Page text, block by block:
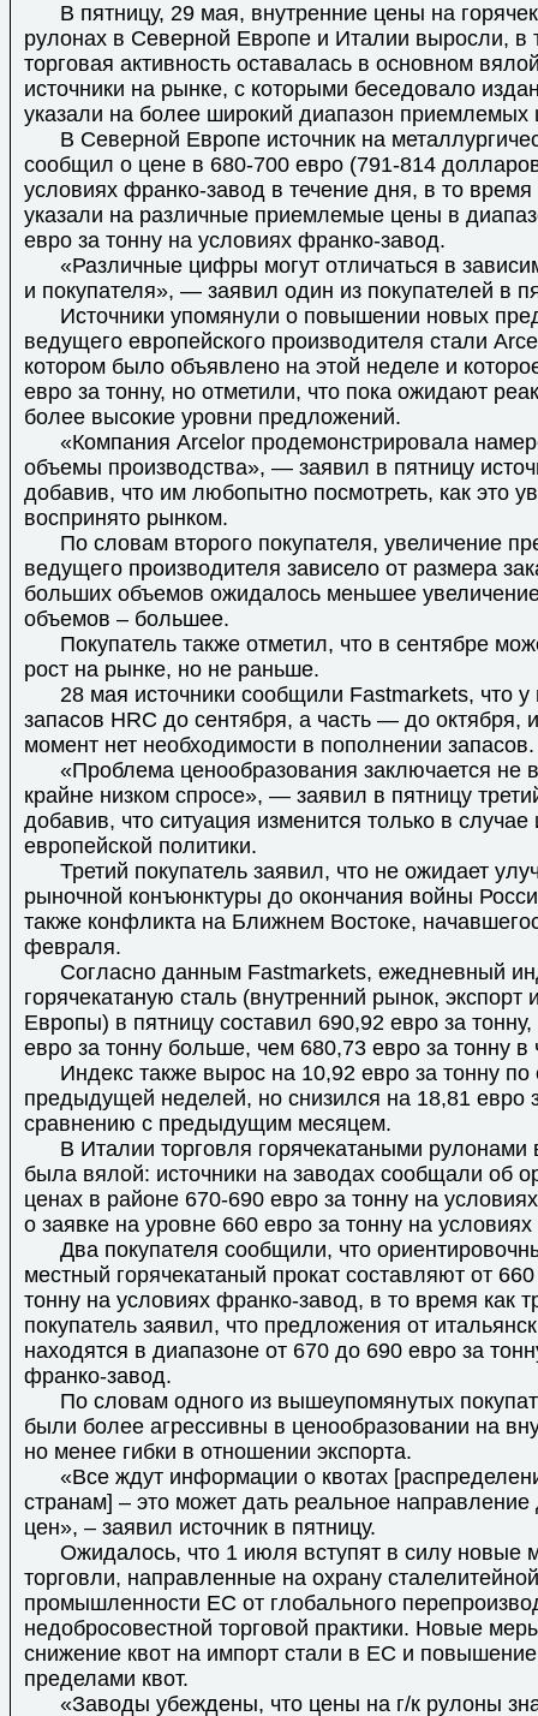
В пятницу, 29 мая, внутренние цены на
рулонах в Северной Европе и Италии выросли, в
торговая активность оставалась в основном
источники на рынке, с которыми беседовало
указали на более широкий диапазон приемлемых
В Северной Европе источник на
сообщил о цене в 680-700 евро (791-814
условиях франко-завод в течение дня, в то время
указали на различные приемлемые цены в
евро за тонну на условиях франко-завод.
«Различные цифры могут отличаться в
и покупателя», — заявил один из покупателей в
Источники упомянули о повышении новых
ведущего европейского производителя стали
котором было объявлено на этой неделе и
евро за тонну, но отметили, что пока ожидают
более высокие уровни предложений.
«Компания Arcelor продемонстрировала
объемы производства», — заявил в пятницу
добавив, что им любопытно посмотреть, как это
воспринято рынком.
По словам второго покупателя, увеличение
ведущего производителя зависело от размера
больших объемов ожидалось меньшее
объемов – большее.
Покупатель также отметил, что в сентябре
рост на рынке, но не раньше.
28 мая источники сообщили Fastmarkets, что у
запасов HRC до сентября, а часть — до октября,
момент нет необходимости в пополнении запасов.
«Проблема ценообразования заключается не
крайне низком спросе», — заявил в пятницу
добавив, что ситуация изменится только в случае
европейской политики.
Третий покупатель заявил, что не ожидает
рыночной конъюнктуры до окончания войны
также конфликта на Ближнем Востоке,
февраля.
Согласно данным Fastmarkets, ежедневный
горячекатаную сталь (внутренний рынок, экспорт
Европы) в пятницу составил 690,92 евро за
евро за тонну больше, чем 680,73 евро за тонну в
Индекс также вырос на 10,92 евро за тонну по
предыдущей неделей, но снизился на 18,81 евро
сравнению с предыдущим месяцем.
В Италии торговля горячекатаными рулонами
была вялой: источники на заводах сообщали об
ценах в районе 670-690 евро за тонну на
о заявке на уровне 660 евро за тонну на
Два покупателя сообщили, что
местный горячекатаный прокат составляют от
тонну на условиях франко-завод, в то время как
покупатель заявил, что предложения от
находятся в диапазоне от 670 до 690 евро за
франко-завод.
По словам одного из вышеупомянутых
были более агрессивны в ценообразовании на
но менее гибки в отношении экспорта.
«Все ждут информации о квотах
странам] – это может дать реальное направление
цен», – заявил источник в пятницу.
Ожидалось, что 1 июля вступят в силу новые
торговли, направленные на охрану сталелитейной
промышленности ЕС от глобального
недобросовестной торговой практики. Новые
снижение квот на импорт стали в ЕС и
пределами квот.
«Заводы убеждены, что цены на г/к рулоны